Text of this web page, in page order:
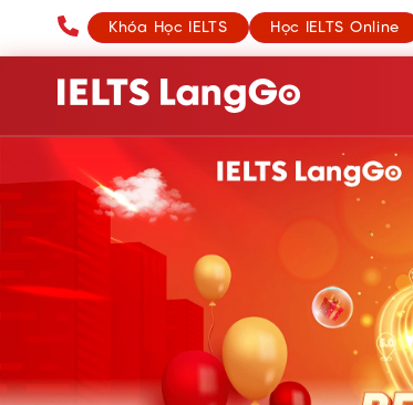
Khóa Học IELTS Học IELTS Online